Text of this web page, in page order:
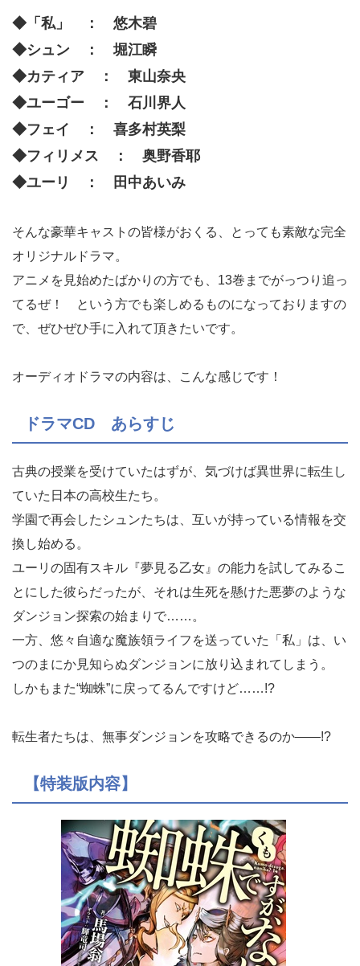
◆「私」 ： 悠木碧
◆シュン ： 堀江瞬
◆カティア ： 東山奈央
◆ユーゴー ： 石川界人
◆フェイ ： 喜多村英梨
◆フィリメス ： 奥野香耶
◆ユーリ ： 田中あいみ
そんな豪華キャストの皆様がおくる、とっても素敵な完全
オリジナルドラマ。
アニメを見始めたばかりの方でも、13巻までがっつり追っ
てるぜ！ という方でも楽しめるものになっておりますの
で、ぜひぜひ手に入れて頂きたいです。
オーディオドラマの内容は、こんな感じです！
ドラマCD あらすじ
古典の授業を受けていたはずが、気づけば異世界に転生し
ていた日本の高校生たち。
学園で再会したシュンたちは、互いが持っている情報を交
換し始める。
ユーリの固有スキル『夢見る乙女』の能力を試してみるこ
とにした彼らだったが、それは生死を懸けた悪夢のような
ダンジョン探索の始まりで……。
一方、悠々自適な魔族領ライフを送っていた「私」は、い
つのまにか見知らぬダンジョンに放り込まれてしまう。
しかもまた“蜘蛛”に戻ってるんですけど……!?
転生者たちは、無事ダンジョンを攻略できるのか――!?
【特装版内容】